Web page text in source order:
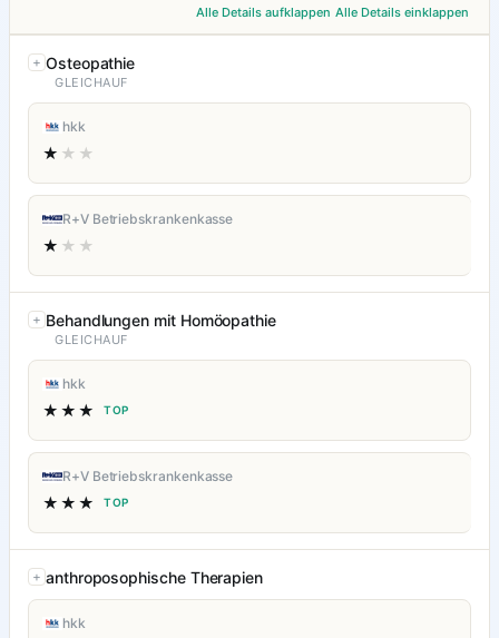
Alle Details aufklappen Alle Details einklappen
Osteopathie
GLEICHAUF
hkk
★ ★★
R+V Betriebskrankenkasse
★ ★★
Behandlungen mit Homöopathie
GLEICHAUF
hkk
★★★ TOP
R+V Betriebskrankenkasse
★★★ TOP
anthroposophische Therapien
hkk